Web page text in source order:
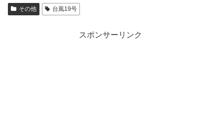
その他 台風19号
スポンサーリンク